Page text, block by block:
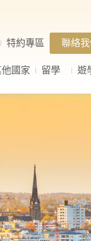
特約專區 聯絡我
他國家 留學 遊